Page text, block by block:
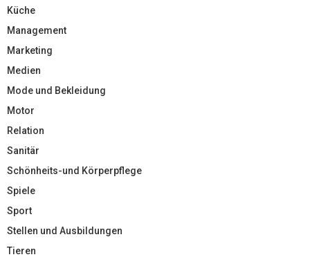
Küche
Management
Marketing
Medien
Mode und Bekleidung
Motor
Relation
Sanitär
Schönheits-und Körperpflege
Spiele
Sport
Stellen und Ausbildungen
Tieren